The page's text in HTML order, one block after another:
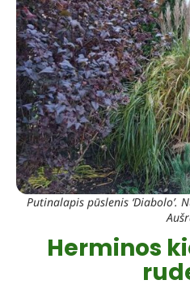
Putinalapis pūslenis ‘Diabolo’.
Herminos